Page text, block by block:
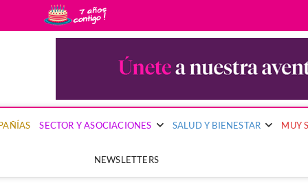
Muy Segura
PUBLICACIÓN DEL SECTOR ASEGURADOR QUE PONE EL FOCO
SECTOR Y ASOCIACIONES SALUD Y BIENESTAR MUY
NEWSLETTERS